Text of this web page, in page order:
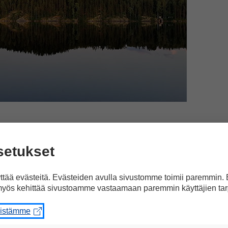
olla kesällä kaupungissa. Heidän
täytyy esimerkiksi pilkkoa polttopuita,
tai juomakelpoista vettä, joten elämä
lomailijoita Suomen valoisissa
evästeitä. Evästeiden avulla sivustomme toimii paremmin.
kehittää sivustoamme vastaamaan paremmin käyttäjien